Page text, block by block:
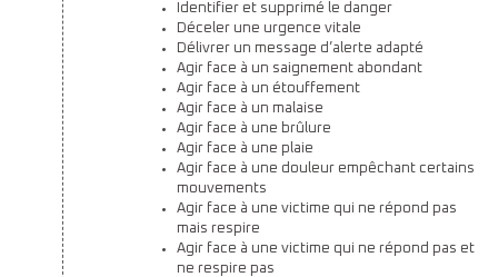
Identifier et supprimé le danger
Déceler une urgence vitale
Délivrer un message d’alerte adapté
Agir face à un saignement abondant
Agir face à un étouffement
Agir face à un malaise
Agir face à une brûlure
Agir face à une plaie
Agir face à une douleur empêchant certains
mouvements
Agir face à une victime qui ne répond pas
mais respire
Agir face à une victime qui ne répond pas et
ne respire pas